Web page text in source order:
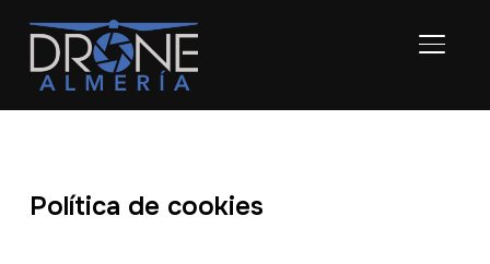
Política de cookies